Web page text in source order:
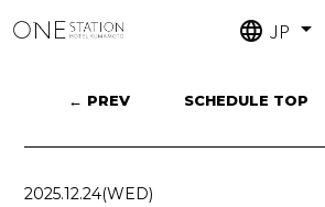
JP
← PREV SCHEDULE TOP
2025.12.24(WED)